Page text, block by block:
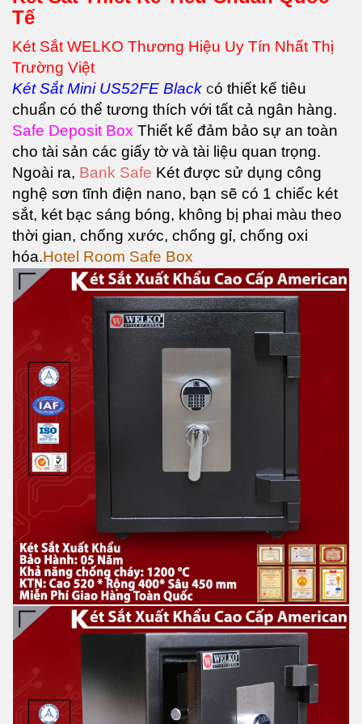
Tế
Két Sắt WELKO Thương Hiệu Uy Tín Nhất Thị
Trường Việt
Két SắtMini US52FE Black có thiết kế tiêu
chuẩn có thể tương thích với tất cả ngân hàng.
Safe Deposit Box Thiết kế đảm bảo sự an toàn
cho tài sản các giấy tờ và tài liệu quan trọng.
Ngoài ra, Bank Safe Két được sử dụng công
nghệ sơn tĩnh điện nano, bạn sẽ có 1 chiếc két
sắt, két bạc sáng bóng, không bị phai màu theo
thời gian, chống xước, chống gỉ, chống oxi
hóa.Hotel Room Safe Box